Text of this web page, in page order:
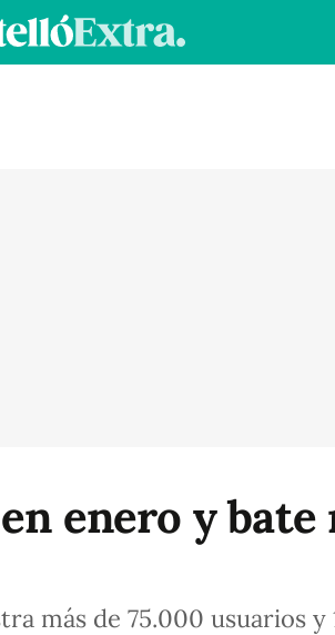
enero y
más de 75.000 usuarios y